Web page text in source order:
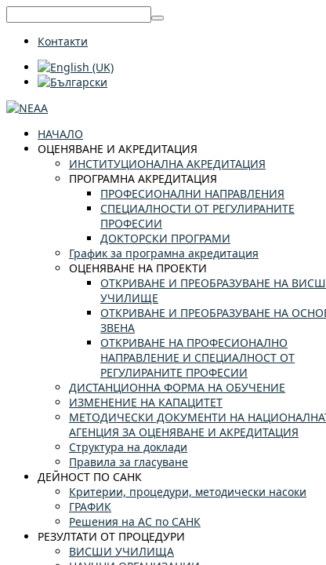
Контакти
НАЧАЛО
ОЦЕНЯВАНЕ И АКРЕДИТАЦИЯ
ИНСТИТУЦИОНАЛНА АКРЕДИТАЦИЯ
ПРОГРАМНА АКРЕДИТАЦИЯ
ПРОФЕСИОНАЛНИ НАПРАВЛЕНИЯ
СПЕЦИАЛНОСТИ ОТ РЕГУЛИРАНИТЕ
ПРОФЕСИИ
ДОКТОРСКИ ПРОГРАМИ
График за програмна акредитация
ОЦЕНЯВАНЕ НА ПРОЕКТИ
ОТКРИВАНЕ И ПРЕОБРАЗУВАНЕ НА
УЧИЛИЩЕ
ОТКРИВАНЕ И ПРЕОБРАЗУВАНЕ НА
ЗВЕНА
ОТКРИВАНЕ НА ПРОФЕСИОНАЛНО
НАПРАВЛЕНИЕ И СПЕЦИАЛНОСТ ОТ
РЕГУЛИРАНИТЕ ПРОФЕСИИ
ДИСТАНЦИОННА ФОРМА НА ОБУЧЕНИЕ
ИЗМЕНЕНИЕ НА КАПАЦИТЕТ
МЕТОДИЧЕСКИ ДОКУМЕНТИ НА
АГЕНЦИЯ ЗА ОЦЕНЯВАНЕ И АКРЕДИТАЦИЯ
Структура на доклади
Правила за гласуване
ДЕЙНОСТ ПО САНК
Критерии, процедури, методически насоки
ГРАФИК
Решения на АС по САНК
РЕЗУЛТАТИ ОТ ПРОЦЕДУРИ
ВИСШИ УЧИЛИЩА